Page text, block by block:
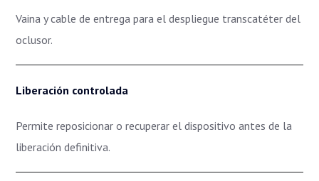
Vaina y cable de entrega para el despliegue transcatéter del
oclusor.
Liberación controlada
Permite reposicionar o recuperar el dispositivo antes de la
liberación definitiva.